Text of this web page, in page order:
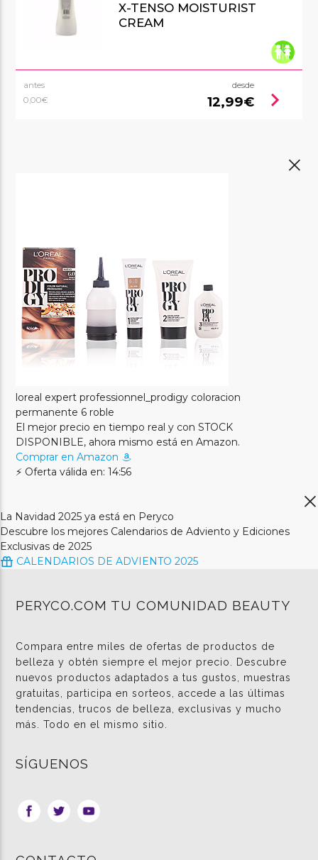
X-TENSO MOISTURIST
CREAM
antes
0,00€
desde
12,99€ chevron_right
loreal expert professionnel_prodigy coloracion
permanente 6 roble
El mejor precio en tiempo real y con STOCK
DISPONIBLE, ahora mismo está en Amazon.
Comprar en Amazon
⚡ Oferta válida en: 14:56
La Navidad 2025 ya está en Peryco
Descubre los mejores Calendarios de Adviento y Ediciones
Exclusivas de 2025
CALENDARIOS DE ADVIENTO 2025
PERYCO.COM TU COMUNIDAD BEAUTY
Compara entre miles de ofertas de productos de
belleza y obtén siempre el mejor precio. Descubre
nuevos productos adaptados a tus gustos, muestras
gratuitas, participa en sorteos, accede a las últimas
tendencias, trucos de belleza, exclusivas y mucho
más. Todo en el mismo sitio.
SÍGUENOS